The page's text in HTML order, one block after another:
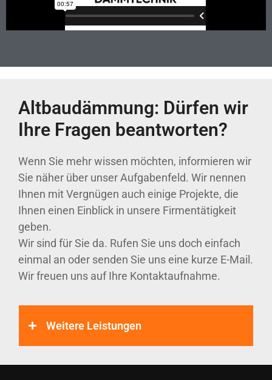
Altbaudämmung: Dürfen wir
Ihre Fragen beantworten?
Wenn Sie mehr wissen möchten, informieren wir
Sie näher über unser Aufgabenfeld. Wir nennen
Ihnen mit Vergnügen auch einige Projekte, die
Ihnen einen Einblick in unsere Firmentätigkeit
geben.
Wir sind für Sie da. Rufen Sie uns doch einfach
einmal an oder senden Sie uns eine kurze E-Mail.
Wir freuen uns auf Ihre Kontaktaufnahme.
Weitere Leistungen